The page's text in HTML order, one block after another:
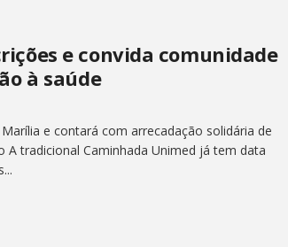
e convida comunidade
à saúde
e contará com arrecadação solidária de
tradicional Caminhada Unimed já tem data